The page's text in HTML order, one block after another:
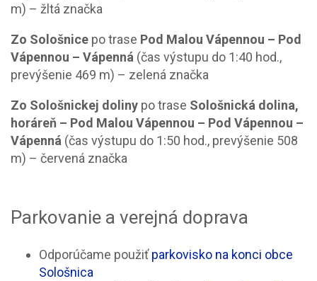
m) – žltá značka
Zo Sološnice po trase Pod Malou Vápennou – Pod
Vápennou – Vápenná (čas výstupu do 1:40 hod.,
prevýšenie 469 m) – zelená značka
Zo Sološnickej doliny po trase Sološnická dolina,
horáreň – Pod Malou Vápennou – Pod Vápennou –
Vápenná (čas výstupu do 1:50 hod., prevýšenie 508
m) – červená značka
Parkovanie a verejná doprava
Odporúčame použiťparkovisko na konci obce
Sološnica